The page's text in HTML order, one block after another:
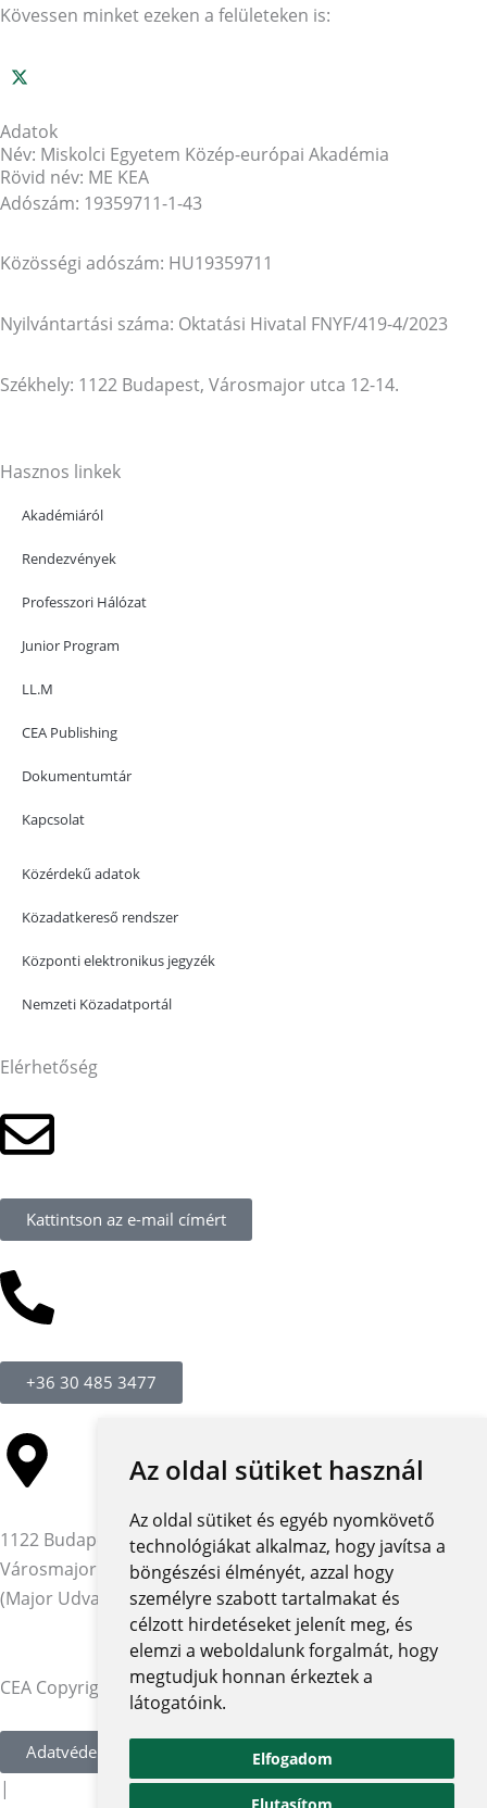
Az oldal sütiket használ
Az oldal sütiket és egyéb nyomkövető
technológiákat alkalmaz, hogy javítsa a
böngészési élményét, azzal hogy
személyre szabott tartalmakat és
célzott hirdetéseket jelenít meg, és
elemzi a weboldalunk forgalmát, hogy
megtudjuk honnan érkeztek a
látogatóink.
Elfogadom
Elutasítom
Kövessen minket ezeken a felületeken is:
Adatok
Név: Miskolci Egyetem Közép-európai Akadémia
Rövid név: ME KEA
Adószám: 19359711-1-43
Közösségi adószám: HU19359711
Nyilvántartási száma: Oktatási Hivatal FNYF/419-4/2023
Székhely: 1122 Budapest, Városmajor utca 12-14.
Hasznos linkek
Akadémiáról
Rendezvények
Professzori Hálózat
Junior Program
LL.M
CEA Publishing
Dokumentumtár
Kapcsolat
Közérdekű adatok
Közadatkereső rendszer
Központi elektronikus jegyzék
Nemzeti Közadatportál
Elérhetőség
Kattintson az e-mail címért
+36 30 485 3477
1122 Budapest,
Városmajor utca 12-14.
(Major Udvar Irodaház)
CEA Copyright © 2026 | Minden jog fenntartva
Adatvédelmi szabályzat és tájékoztatók
|